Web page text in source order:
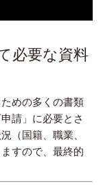
必要な資料
めの多くの書類
請」に必要とさ
（国籍、職業、
すので、最終的